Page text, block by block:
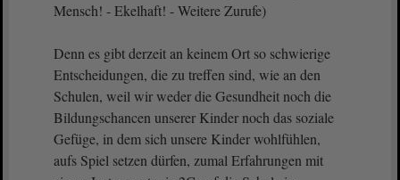
Mensch! - Ekelhaft! - Weitere Zurufe)
Denn es gibt derzeit an keinem Ort so schwierige
Entscheidungen, die zu treffen sind, wie an den
Schulen, weil wir weder die Gesundheit noch die
Bildungschancen unserer Kinder noch das soziale
Gefüge, in dem sich unsere Kinder wohlfühlen,
aufs Spiel setzen dürfen, zumal Erfahrungen mit